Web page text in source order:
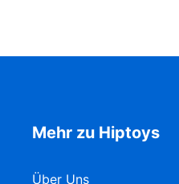
Mehr zu Hiptoys
Über Uns